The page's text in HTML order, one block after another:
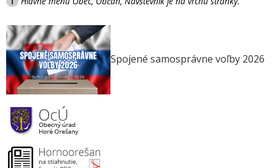
Spojené samosprávne voľby 2026